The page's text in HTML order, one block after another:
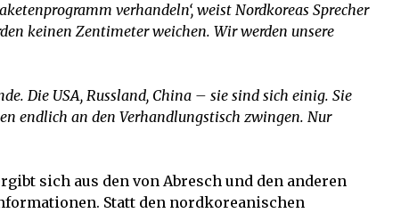
verhandeln‘, weist Nordkoreas Sprecher
keinen Zentimeter weichen. Wir werden unsere
Die USA, Russland, China – sie sind sich einig. Sie
endlich an den Verhandlungstisch zwingen. Nur
sich aus den von Abresch und den anderen
Statt den nordkoreanischen